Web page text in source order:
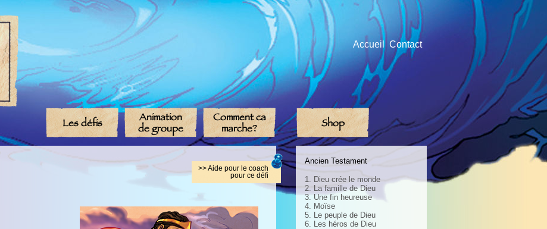
Accueil Contact
Les défis
Animation
de groupe
Comment ca
marche?
Shop
Ancien Testament
1. Dieu crée le monde
2. La famille de Dieu
3. Une fin heureuse
4. Moïse
5. Le peuple de Dieu
6. Les héros de Dieu
>> Aide pour le coach
pour ce défi